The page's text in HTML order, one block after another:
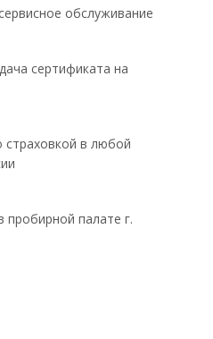
обслуживание
сертификата на
страховкой в любой
пробирной палате г.